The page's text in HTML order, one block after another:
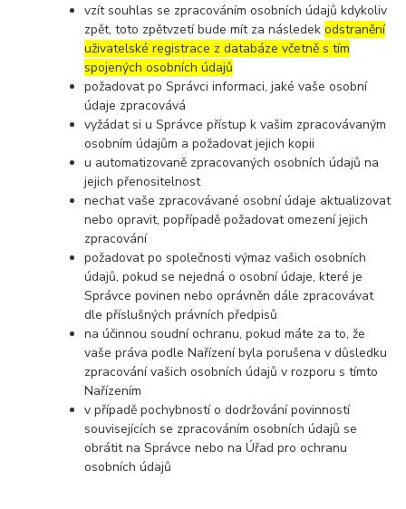
vzít souhlas se zpracováním osobních údajů kdykoliv
zpět, toto zpětvzetí bude mít za následekodstranění
uživatelské registrace z databáze včetně s tím
spojených osobních údajů
požadovat po Správci informaci, jaké vaše osobní
údaje zpracovává
vyžádat si u Správce přístup k vašim zpracovávaným
osobním údajům a požadovat jejich kopii
u automatizovaně zpracovaných osobních údajů na
jejich přenositelnost
nechat vaše zpracovávané osobní údaje aktualizovat
nebo opravit, popřípadě požadovat omezení jejich
zpracování
požadovat po společnosti výmaz vašich osobních
údajů, pokud se nejedná o osobní údaje, které je
Správce povinen nebo oprávněn dále zpracovávat
dle příslušných právních předpisů
na účinnou soudní ochranu, pokud máte za to, že
vaše práva podle Nařízení byla porušena v důsledku
zpracování vašich osobních údajů v rozporu s tímto
Nařízením
v případě pochybností o dodržování povinností
souvisejících se zpracováním osobních údajů se
obrátit na Správce nebo na Úřad pro ochranu
osobních údajů